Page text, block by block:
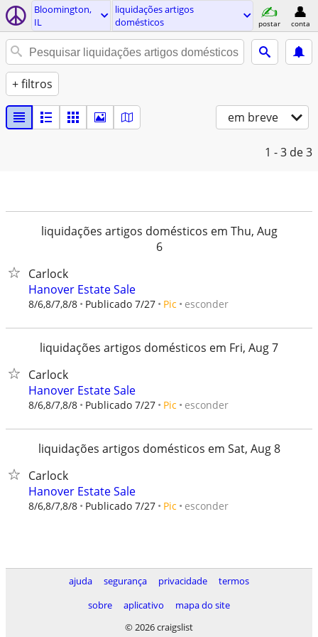
Bloomington,
IL
liquidações artigos
domésticos
postar conta
+ filtros
em breve
1 - 3 de 3
liquidações artigos domésticos em Thu, Aug
6
Carlock
Hanover Estate Sale
8/6,8/7,8/8 Publicado 7/27 Pic esconder
liquidações artigos domésticos em Fri, Aug 7
Carlock
Hanover Estate Sale
8/6,8/7,8/8 Publicado 7/27 Pic esconder
liquidações artigos domésticos em Sat, Aug 8
Carlock
Hanover Estate Sale
8/6,8/7,8/8 Publicado 7/27 Pic esconder
ajuda segurança privacidade
termos
sobre
aplicativo
mapa do site
© 2026 craigslist